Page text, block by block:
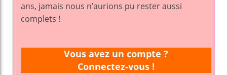
ans, jamais nous n’aurions pu rester aussi
complets !
Vous avez un compte ?
Connectez-vous !